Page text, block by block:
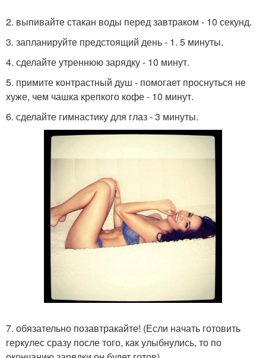
2. выпивайте стакан воды перед завтраком - 10 секунд.
3. запланируйте предстоящий день - 1. 5 минуты.
4. сделайте утреннюю зарядку - 10 минут.
5. примите контрастный душ - помогает проснуться не
хуже, чем чашка крепкого кофе - 10 минут.
6. сделайте гимнастику для глаз - 3 минуты.
7. обязательно позавтракайте! (Если начать готовить
геркулес сразу после того, как улыбнулись, то по